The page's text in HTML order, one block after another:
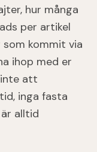
hur många
per artikel
kommit via
ihop med er
att
inga fasta
alltid